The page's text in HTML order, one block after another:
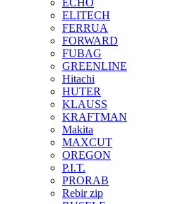
ECHO
ELITECH
FERRUA
FORWARD
FUBAG
GREENLINE
Hitachi
HUTER
KLAUSS
KRAFTMAN
Makita
MAXCUT
OREGON
P.I.T.
PRORAB
Rebir zip